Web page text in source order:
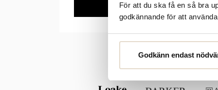
För att du ska få en så bra
godkännande för att
Godkänn endast
TILL STARTSIDAN